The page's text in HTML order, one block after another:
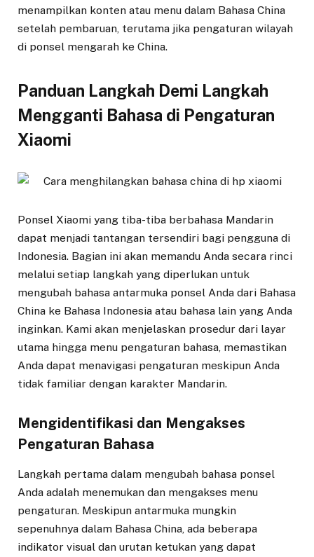
menampilkan konten atau menu dalam Bahasa China
setelah pembaruan, terutama jika pengaturan wilayah
di ponsel mengarah ke China.
Panduan Langkah Demi Langkah
Mengganti Bahasa di Pengaturan
Xiaomi
Ponsel Xiaomi yang tiba-tiba berbahasa Mandarin
dapat menjadi tantangan tersendiri bagi pengguna di
Indonesia. Bagian ini akan memandu Anda secara rinci
melalui setiap langkah yang diperlukan untuk
mengubah bahasa antarmuka ponsel Anda dari Bahasa
China ke Bahasa Indonesia atau bahasa lain yang Anda
inginkan. Kami akan menjelaskan prosedur dari layar
utama hingga menu pengaturan bahasa, memastikan
Anda dapat menavigasi pengaturan meskipun Anda
tidak familiar dengan karakter Mandarin.
Mengidentifikasi dan Mengakses
Pengaturan Bahasa
Langkah pertama dalam mengubah bahasa ponsel
Anda adalah menemukan dan mengakses menu
pengaturan. Meskipun antarmuka mungkin
sepenuhnya dalam Bahasa China, ada beberapa
indikator visual dan urutan ketukan yang dapat